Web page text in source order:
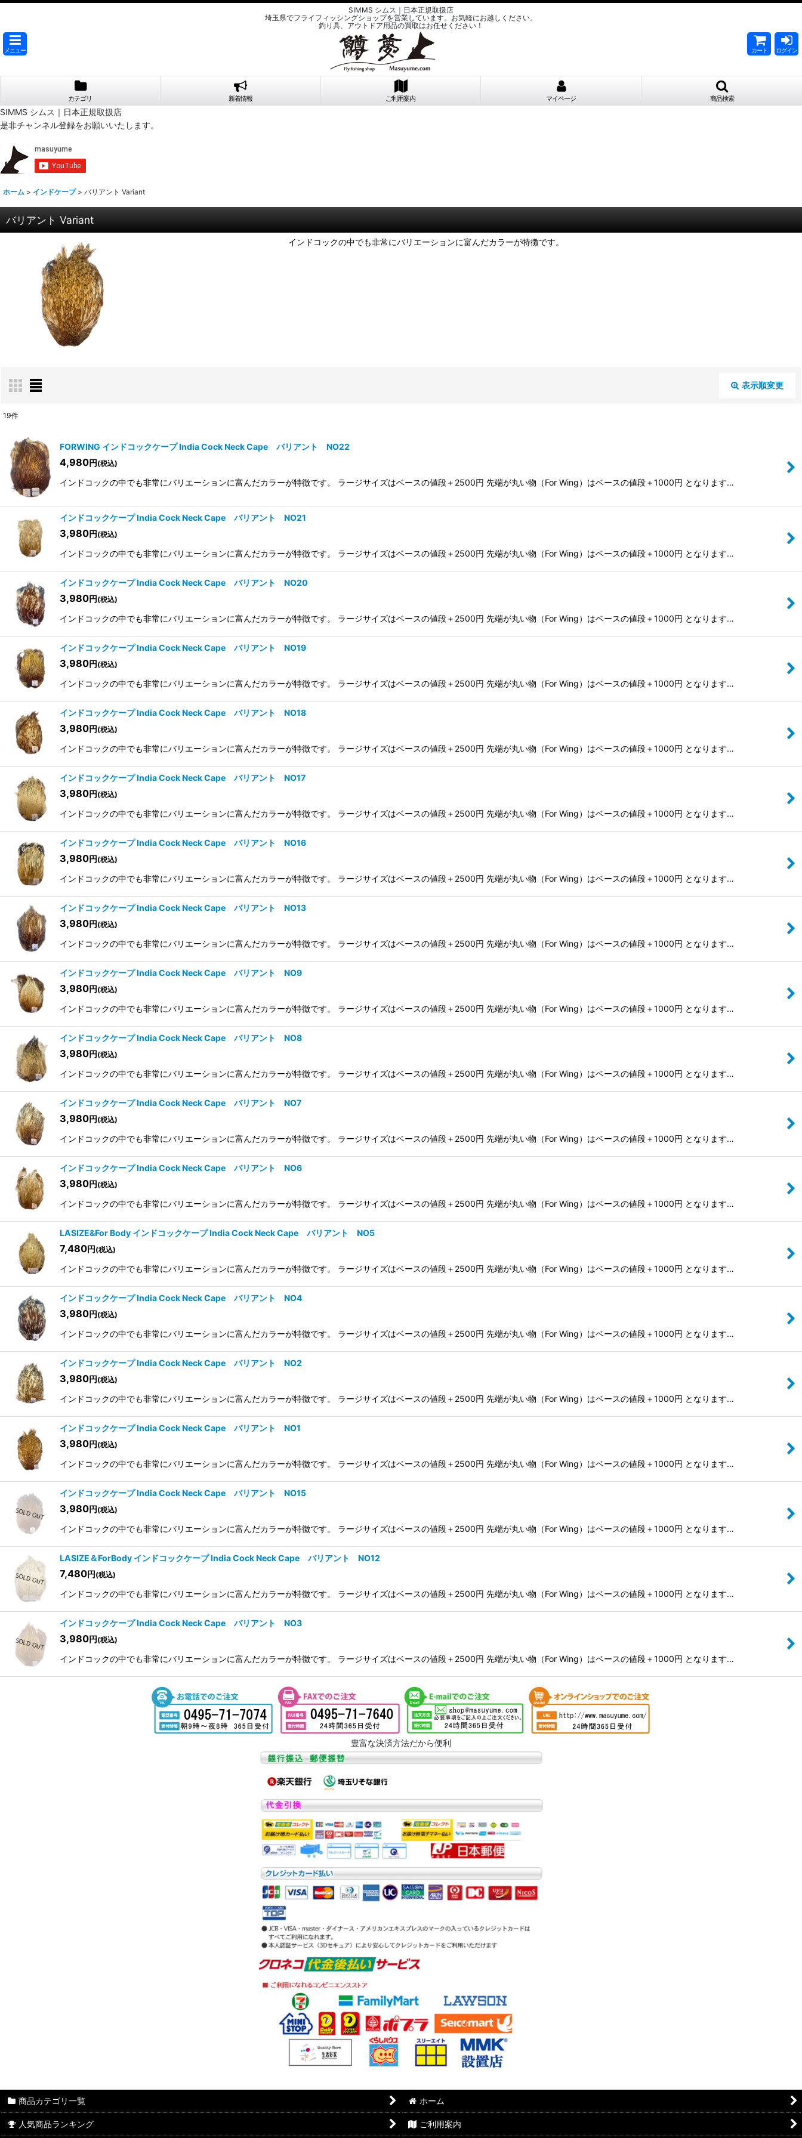
SIMMS シムス｜日本正規取扱店
埼玉県でフライフィッシングショップを営業しています。お気軽にお越しください。
釣り具、アウトドア用品の買取はお任せください！
メニュー カート ログイン
カテゴリ 新着情報 ご利用案内 マイページ 商品検索
SIMMS シムス｜日本正規取扱店
是非チャンネル登録をお願いいたします。
ホーム > インドケープ > バリアント Variant
バリアント Variant
インドコックの中でも非常にバリエーションに富んだカラーが特徴です。
表示順変更
並び順:
絞り込む
19件
FORWING インドコックケープ India Cock Neck Cape バリアント NO22
4,980円 (税込)
インドコックの中でも非常にバリエーションに富んだカラーが特徴です。 ラージサイズはベースの値段＋2500円 先端が丸い物（For Wing）はベースの値段＋1000円 となります…
インドコックケープ India Cock Neck Cape バリアント NO21
3,980円(税込)
インドコックの中でも非常にバリエーションに富んだカラーが特徴です。 ラージサイズはベースの値段＋2500円 先端が丸い物（For Wing）はベースの値段＋1000円 となります…
インドコックケープ India Cock Neck Cape バリアント NO20
3,980円(税込)
インドコックの中でも非常にバリエーションに富んだカラーが特徴です。 ラージサイズはベースの値段＋2500円 先端が丸い物（For Wing）はベースの値段＋1000円 となります…
インドコックケープ India Cock Neck Cape バリアント NO19
3,980円(税込)
インドコックの中でも非常にバリエーションに富んだカラーが特徴です。 ラージサイズはベースの値段＋2500円 先端が丸い物（For Wing）はベースの値段＋1000円 となります…
インドコックケープ India Cock Neck Cape バリアント NO18
3,980円(税込)
インドコックの中でも非常にバリエーションに富んだカラーが特徴です。 ラージサイズはベースの値段＋2500円 先端が丸い物（For Wing）はベースの値段＋1000円 となります…
インドコックケープ India Cock Neck Cape バリアント NO17
3,980円(税込)
インドコックの中でも非常にバリエーションに富んだカラーが特徴です。 ラージサイズはベースの値段＋2500円 先端が丸い物（For Wing）はベースの値段＋1000円 となります…
インドコックケープ India Cock Neck Cape バリアント NO16
3,980円(税込)
インドコックの中でも非常にバリエーションに富んだカラーが特徴です。 ラージサイズはベースの値段＋2500円 先端が丸い物（For Wing）はベースの値段＋1000円 となります…
インドコックケープ India Cock Neck Cape バリアント NO13
3,980円(税込)
インドコックの中でも非常にバリエーションに富んだカラーが特徴です。 ラージサイズはベースの値段＋2500円 先端が丸い物（For Wing）はベースの値段＋1000円 となります…
インドコックケープ India Cock Neck Cape バリアント NO9
3,980円(税込)
インドコックの中でも非常にバリエーションに富んだカラーが特徴です。 ラージサイズはベースの値段＋2500円 先端が丸い物（For Wing）はベースの値段＋1000円 となります…
インドコックケープ India Cock Neck Cape バリアント NO8
3,980円(税込)
インドコックの中でも非常にバリエーションに富んだカラーが特徴です。 ラージサイズはベースの値段＋2500円 先端が丸い物（For Wing）はベースの値段＋1000円 となります…
インドコックケープ India Cock Neck Cape バリアント NO7
3,980円(税込)
インドコックの中でも非常にバリエーションに富んだカラーが特徴です。 ラージサイズはベースの値段＋2500円 先端が丸い物（For Wing）はベースの値段＋1000円 となります…
インドコックケープ India Cock Neck Cape バリアント NO6
3,980円(税込)
インドコックの中でも非常にバリエーションに富んだカラーが特徴です。 ラージサイズはベースの値段＋2500円 先端が丸い物（For Wing）はベースの値段＋1000円 となります…
LASIZE&For Body インドコックケープ India Cock Neck Cape バリアント NO5
7,480円(税込)
インドコックの中でも非常にバリエーションに富んだカラーが特徴です。 ラージサイズはベースの値段＋2500円 先端が丸い物（For Wing）はベースの値段＋1000円 となります…
インドコックケープ India Cock Neck Cape バリアント NO4
3,980円(税込)
インドコックの中でも非常にバリエーションに富んだカラーが特徴です。 ラージサイズはベースの値段＋2500円 先端が丸い物（For Wing）はベースの値段＋1000円 となります…
インドコックケープ India Cock Neck Cape バリアント NO2
3,980円(税込)
インドコックの中でも非常にバリエーションに富んだカラーが特徴です。 ラージサイズはベースの値段＋2500円 先端が丸い物（For Wing）はベースの値段＋1000円 となります…
インドコックケープ India Cock Neck Cape バリアント NO1
3,980円(税込)
インドコックの中でも非常にバリエーションに富んだカラーが特徴です。 ラージサイズはベースの値段＋2500円 先端が丸い物（For Wing）はベースの値段＋1000円 となります…
インドコックケープ India Cock Neck Cape バリアント NO15
3,980円(税込)
インドコックの中でも非常にバリエーションに富んだカラーが特徴です。 ラージサイズはベースの値段＋2500円 先端が丸い物（For Wing）はベースの値段＋1000円 となります…
LASIZE＆ForBody インドコックケープ India Cock Neck Cape バリアント NO12
7,480円(税込)
インドコックの中でも非常にバリエーションに富んだカラーが特徴です。 ラージサイズはベースの値段＋2500円 先端が丸い物（For Wing）はベースの値段＋1000円 となります…
インドコックケープ India Cock Neck Cape バリアント NO3
3,980円(税込)
インドコックの中でも非常にバリエーションに富んだカラーが特徴です。 ラージサイズはベースの値段＋2500円 先端が丸い物（For Wing）はベースの値段＋1000円 となります…
豊富な決済方法だから便利
商品カテゴリ一覧 ホーム
人気商品ランキング ご利用案内